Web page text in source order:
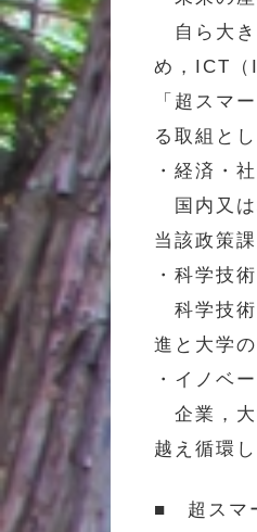
自ら大き
め，ICT
「超スマ
る取組と
・経済・
国内又は
当該政策
・科学技
科学技術
進と大学
・イノベ
企業，大
越え循環
■ 超スマ